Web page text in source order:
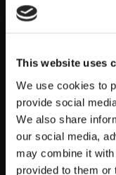
This website uses
We use cookies to
provide social
We also share
our social media,
may combine it
provided to them or
Na podstawie
tego spotkania.
Forma
zarówno w
w ostatnich
zwycięstwa
Przewaga